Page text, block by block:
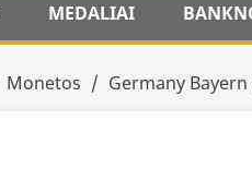
MEDALIAI
Monetos Germany